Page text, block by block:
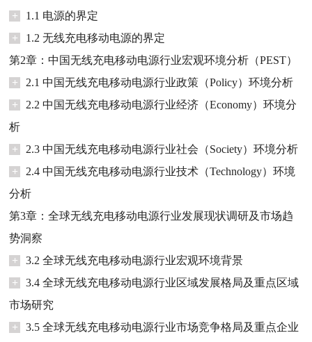
+
1.1 电源的界定
+
1.2 无线充电移动电源的界定
第2章：中国无线充电移动电源行业宏观环境分析（PEST）
+
2.1 中国无线充电移动电源行业政策（Policy）环境分析
+
2.2 中国无线充电移动电源行业经济（Economy）环境分
析
+
2.3 中国无线充电移动电源行业社会（Society）环境分析
+
2.4 中国无线充电移动电源行业技术（Technology）环境
分析
第3章：全球无线充电移动电源行业发展现状调研及市场趋
势洞察
+
3.2 全球无线充电移动电源行业宏观环境背景
+
3.4 全球无线充电移动电源行业区域发展格局及重点区域
市场研究
+
3.5 全球无线充电移动电源行业市场竞争格局及重点企业